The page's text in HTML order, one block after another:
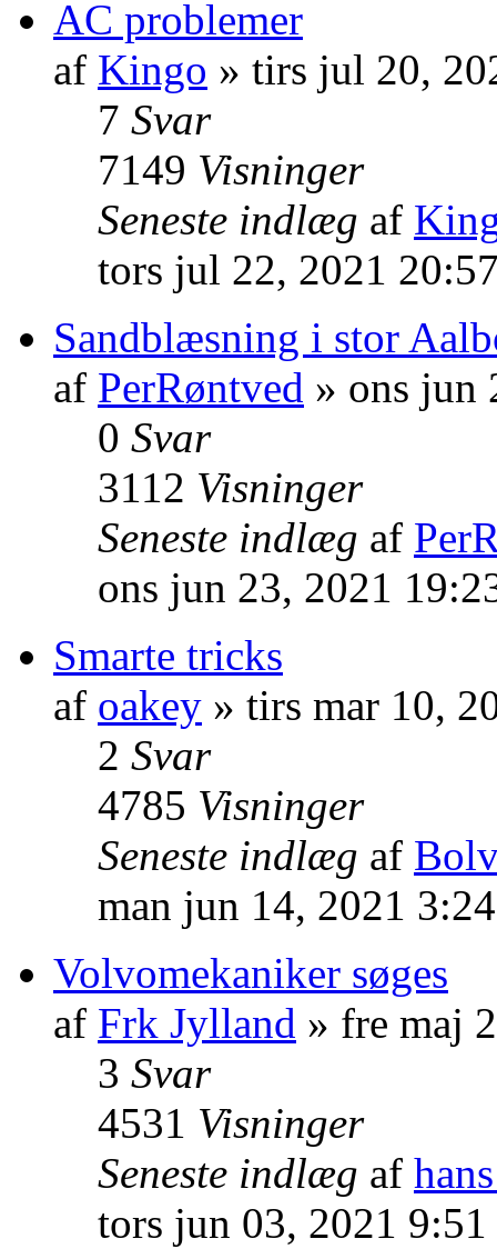
AC problemer
af Kingo » tirs jul 20,
7 Svar
7149 Visninger
Seneste indlæg af
tors jul 22, 2021
Sandblæsning i stor
af PerRøntved » ons jun
0 Svar
3112 Visninger
Seneste indlæg af
ons jun 23, 2021
Smarte tricks
af oakey » tirs mar 10,
2 Svar
4785 Visninger
Seneste indlæg af
man jun 14, 2021
Volvomekaniker søges
af Frk Jylland » fre maj
3 Svar
4531 Visninger
Seneste indlæg af
tors jun 03, 2021 9:51